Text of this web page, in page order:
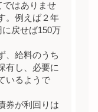
ではありませ
。例えば２年
戻せば150万
、給料のうち
有し、必要に
いるようで
券が利回りは